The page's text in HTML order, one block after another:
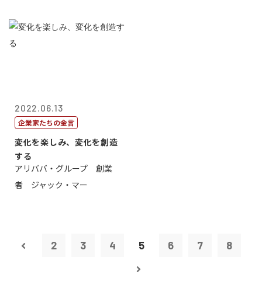
2022.06.13
企業家たちの金言
変化を楽しみ、変化を創造
する
アリババ・グループ 創業
者 ジャック・マー
2 3 4 5 6 7 8